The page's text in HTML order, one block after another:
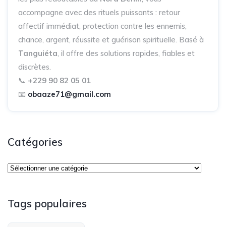
accompagne avec des rituels puissants : retour
affectif immédiat, protection contre les ennemis,
chance, argent, réussite et guérison spirituelle. Basé à
Tanguiéta, il offre des solutions rapides, fiables et
discrètes.
📞 +229 90 82 05 01
📧 obaaze71@gmail.com
Catégories
Tags populaires